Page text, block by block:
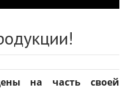
на часть своей